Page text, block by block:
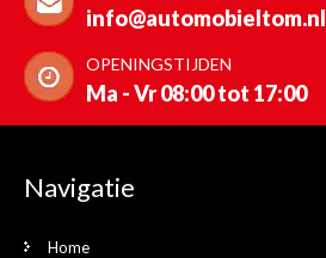
info@automobieltom.nl
OPENINGSTIJDEN
Ma - Vr 08:00 tot 17:00
Navigatie
Home